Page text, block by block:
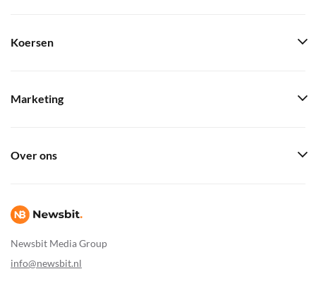
Newsbit Media Group
info@newsbit.nl
Koersen
Marketing
Over ons